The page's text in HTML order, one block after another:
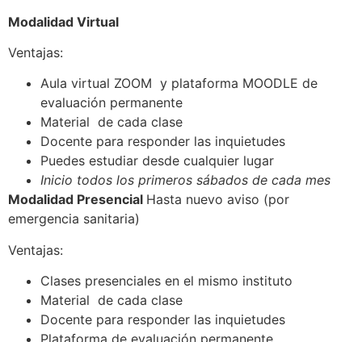
Modalidad Virtual
Ventajas:
Aula virtual ZOOM y plataforma MOODLE de
evaluación permanente
Material de cada clase
Docente para responder las inquietudes
Puedes estudiar desde cualquier lugar
Inicio todos los primeros sábados de cada mes
Modalidad Presencial Hasta nuevo aviso (por
emergencia sanitaria)
Ventajas:
Clases presenciales en el mismo instituto
Material de cada clase
Docente para responder las inquietudes